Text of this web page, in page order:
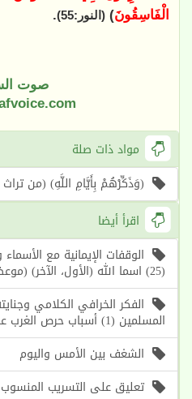
الْفَاسِقُونَ) (النور:55) .
صوت
مواد ذات صلة
(وَذَكِّرْهُمْ بِأَيَّامِ اللَّهِ) (من تراث
اقرأ أيضا
الوقفات الإيمانية مع
(25) اسما الله (الأول، الآخر) (موعظة الأسبوع)
الفكر الخرافي الكلامي
المسلمين (1) أسباب حرص الغرب على إحياء هذا الفكر (1)
الشغف بين الأمس واليوم
تعليق على التسريب